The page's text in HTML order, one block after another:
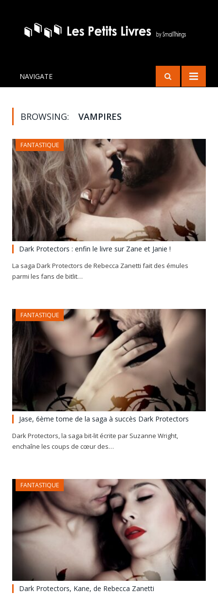
NAVIGATE
BROWSING: VAMPIRES
FANTASTIQUE
Dark Protectors : enfin le livre sur Zane et Janie !
La saga Dark Protectors de Rebecca Zanetti fait des émules
parmi les fans de bitlit…
FANTASTIQUE
Jase, 6ème tome de la saga à succès Dark Protectors
Dark Protectors, la saga bit-lit écrite par Suzanne Wright,
enchaîne les coups de cœur des…
FANTASTIQUE
Dark Protectors, Kane, de Rebecca Zanetti